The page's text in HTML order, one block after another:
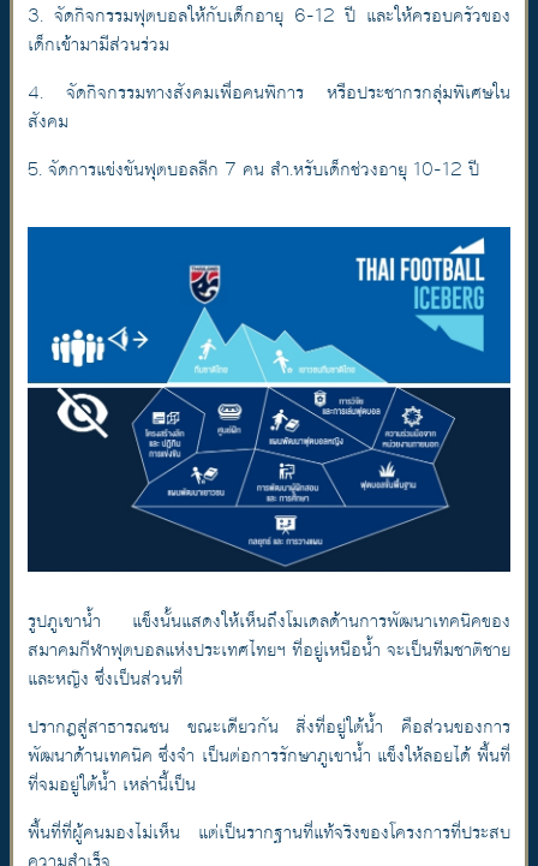
3. จัดกิจกรรมฟุตบอลให้กับเด็กอายุ 6-12 ปี และให้ครอบครัวของ
เด็กเข้ามามีส่วนร่วม
4. จัดกิจกรรมทางสังคมเพื่อคนพิการ หรือประชากรกลุ่มพิเศษใน
สังคม
5. จัดการแข่งขันฟุตบอลลีก 7 คน สำ.หรับเด็กช่วงอายุ 10-12 ปี
รูปภูเขาน้ำ แข็งนั้นแสดงให้เห็นถึงโมเดลด้านการพัฒนาเทคนิคของ
สมาคมกีฬาฟุตบอลแห่งประเทศไทยฯ ที่อยู่เหนือน้ำ จะเป็นทีมชาติชาย
และหญิง ซึ่งเป็นส่วนที่
ปรากฎสู่สาธารณชน ขณะเดียวกัน สิ่งที่อยู่ใต้น้ำ คือส่วนของการ
พัฒนาด้านเทคนิค ซึ่งจำ เป็นต่อการรักษาภูเขาน้ำ แข็งให้ลอยได้ พื้นที่
ที่จมอยู่ใต้น้ำ เหล่านี้เป็น
พื้นที่ที่ผู้คนมองไม่เห็น แต่เป็นรากฐานที่แท้จริงของโครงการที่ประสบ